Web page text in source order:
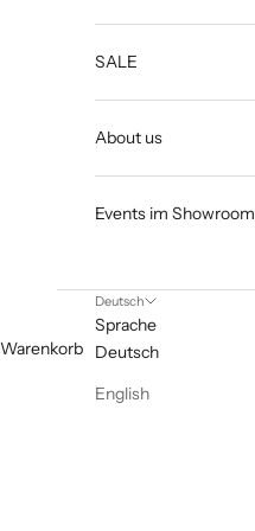
SALE
About us
Events im Showroom
Deutsch
Sprache
Deutsch
English
Warenkorb